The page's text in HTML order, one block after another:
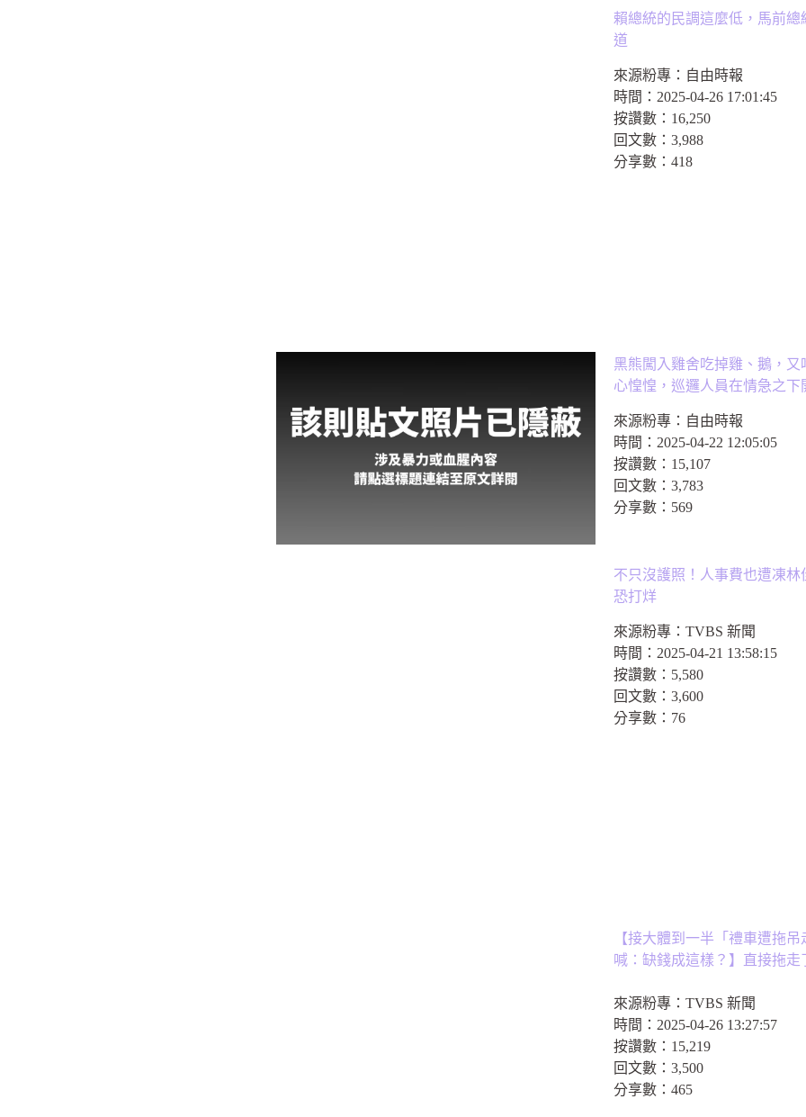
賴總統的民調這麼低，馬前總
道
來源粉專： 自由時報
時間： 2025-04-26 17:01:45
按讚數： 16,250
回文數： 3,988
分享數： 418
黑熊闖入雞舍吃掉雞、鵝，
心惶惶，巡邏人員在情急之下
來源粉專： 自由時報
時間： 2025-04-22 12:05:05
按讚數： 15,107
回文數： 3,783
分享數： 569
不只沒護照！人事費也遭凍林
恐打烊
來源粉專： TVBS 新聞
時間： 2025-04-21 13:58:15
按讚數： 5,580
回文數： 3,600
分享數： 76
【接大體到一半「禮車遭拖
喊：缺錢成這樣？】直接拖走
來源粉專： TVBS 新聞
時間： 2025-04-26 13:27:57
按讚數： 15,219
回文數： 3,500
分享數： 465